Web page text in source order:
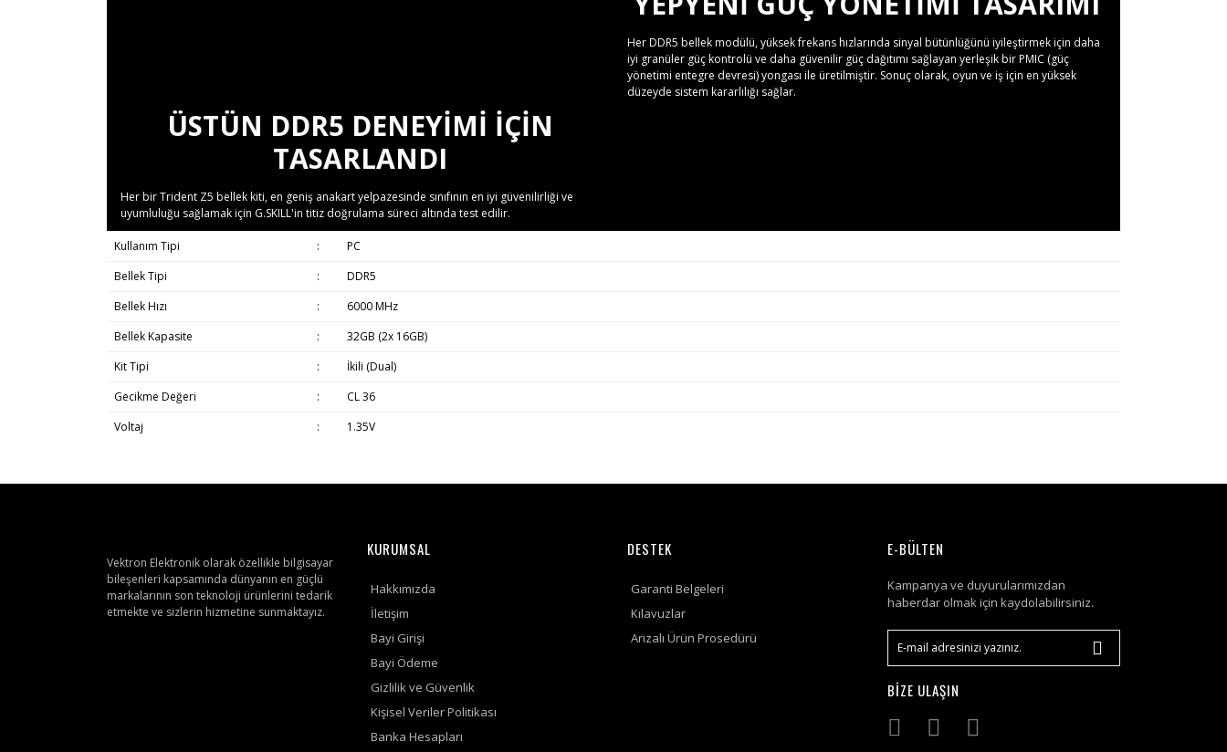
Her DDR5 bellek modülü, yüksek frekans hızlarında sinyal bütünlüğünü iyileştirmek için daha
iyi granüler güç kontrolü ve daha güvenilir güç dağıtımı sağlayan yerleşik bir PMIC (güç
yönetimi entegre devresi) yongası ile üretilmiştir. Sonuç olarak, oyun ve iş için en yüksek
düzeyde sistem kararlılığı sağlar.
ÜSTÜN DDR5 DENEYIMI IÇIN
TASARLANDI
Her bir Trident Z5 bellek kiti, en geniş anakart yelpazesinde sınıfının en iyi güvenilirliği ve
uyumluluğu sağlamak için G.SKILL'in titiz doğrulama süreci altında test edilir.
Kullanım Tipi :
PC
Bellek Tipi
:
DDR5
Bellek Hızı
:
6000 MHz
Bellek Kapasite
:
32GB (2x 16GB)
Kit Tipi
:
İkili (Dual)
Gecikme Değeri
:
CL 36
Voltaj
: 1.35V
Vektron Elektronik olarak özellikle bilgisayar
bileşenleri kapsamında dünyanın en güçlü
markalarının son teknoloji ürünlerini tedarik
etmekte ve sizlerin hizmetine sunmaktayız.
KURUMSAL
Hakkımızda
İletişim
Bayi Girişi
Bayi Ödeme
Gizlilik ve Güvenlik
Kişisel Veriler Politikası
Banka Hesapları
DESTEK
Garanti Belgeleri
Kılavuzlar
Arızalı Ürün Prosedürü
E-BÜLTEN
Kampanya ve duyurularımızdan
haberdar olmak için kaydolabilirsiniz.
BİZE ULAŞIN